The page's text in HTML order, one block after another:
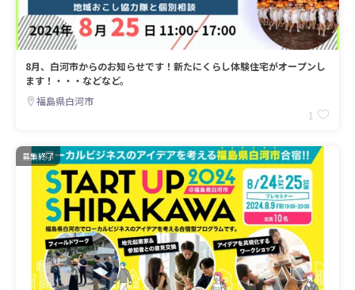
8月、白河市からのお知らせです！新たにくらし体験住宅がオープンし
ます！・・・などなど。
福島県白河市
1
募集終了